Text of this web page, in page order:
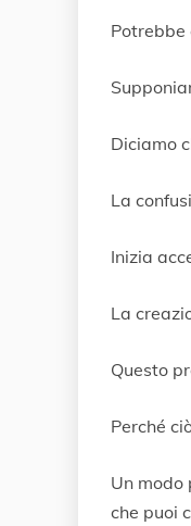
Potrebbe
Diciamo
La
Inizia
La
Questo
Perché
Un
che puoi